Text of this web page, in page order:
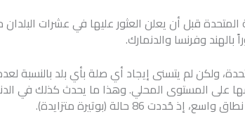
قبل أن يعلن العثور عليها في عشرات
بالهند وفرنسا والدنمارك.
ولكن لم يتسنى إيجاد أي صلة بأي بلد بالنسبة
على المستوى المحلي. وهذا ما يحدث كذلك في
86 حالة (بوتيرة متزايدة).